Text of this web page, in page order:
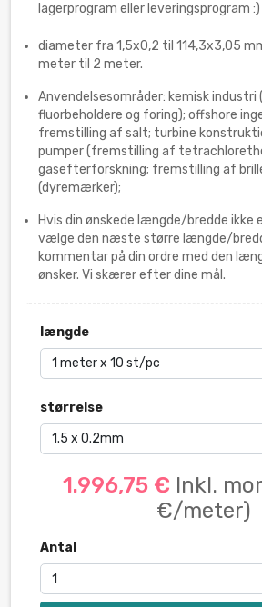
lagerprogram eller leveringsprogram :)
diameter fra 1,5x0,2 til 114,3x3,05
meter til 2 meter.
Anvendelsesområder: kemisk industri
fluorbeholdere og foring); offshore
fremstilling af salt; turbine
pumper (fremstilling af
gasefterforskning; fremstilling af
(dyremærker);
Hvis din ønskede længde/bredde ikke
vælge den næste større længde/
kommentar på din ordre med den
ønsker. Vi skærer efter dine mål.
længde
størrelse
1.996,75 € Inkl.
€/meter)
Antal